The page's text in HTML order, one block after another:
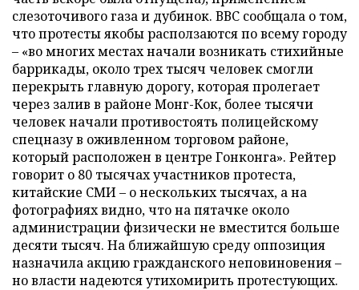
слезоточивого газа и дубинок. ВВС сообщала о том,
что протесты якобы расползаются по всему городу
– «во многих местах начали возникать стихийные
баррикады, около трех тысяч человек смогли
перекрыть главную дорогу, которая пролегает
через залив в районе Монг-Кок, более тысячи
человек начали противостоять полицейскому
спецназу в оживленном торговом районе,
который расположен в центре Гонконга». Рейтер
говорит о 80 тысячах участников протеста,
китайские СМИ – о нескольких тысячах, а на
фотографиях видно, что на пятачке около
администрации физически не вместится больше
десяти тысяч. На ближайшую среду оппозиция
назначила акцию гражданского неповиновения –
но власти надеются утихомирить протестующих.